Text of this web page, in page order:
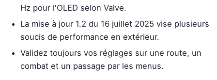
Hz pour l'OLED selon Valve.
La mise à jour 1.2 du 16 juillet 2025 vise plusieurs
soucis de performance en extérieur.
Validez toujours vos réglages sur une route, un
combat et un passage par les menus.